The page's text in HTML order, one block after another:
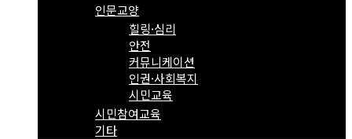
인문교양
힐링·심리
안전
커뮤니케이션
인권·사회복지
시민교육
시민참여교육
기타